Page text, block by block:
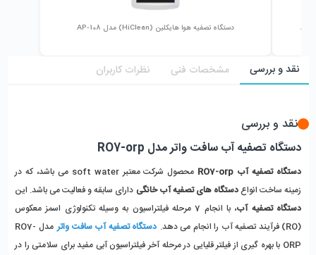
دستگاه تصفیه هوا هایکلین (HiClean) مدل AP-108
نقد و بررسی مشخصات فنی نظرات کاربران
نقد و بررسی
دستگاه تصفیه آب سافت واتر مدل RO7-orp
دستگاه تصفیه آب RO7-orp
محصول شرکت معتبر soft water می باشد، که در
زمینه ساخت انواعدستگاه های تصفیه آب خانگی دارای سابقه و فعالیت می باشد. این
دستگاه تصفیه آب
، با انجام 7 مرحله فیلتراسیون به وسیله تکنولوژی اسمز معکوس
(RO) فرآیند تصفیه آب را انجام می دهد.
دستگاه تصفیه آب سافت واتر
مدل RO7-
ORP با بهره گیری از فیلتر قلیایی در مرحله آخر فیلتراسیون آبی مفید برای سلامتی را در